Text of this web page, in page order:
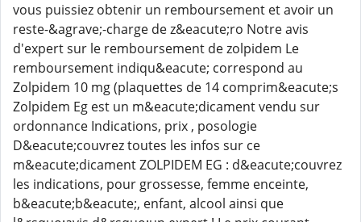
vous puissiez obtenir un remboursement et avoir un
reste-&agrave;-charge de z&eacute;ro Notre avis
d'expert sur le remboursement de zolpidem Le
remboursement indiqu&eacute; correspond au
Zolpidem 10 mg (plaquettes de 14 comprim&eacute;s
Zolpidem Eg est un m&eacute;dicament vendu sur
ordonnance Indications, prix , posologie
D&eacute;couvrez toutes les infos sur ce
m&eacute;dicament ZOLPIDEM EG : d&eacute;couvrez
les indications, pour grossesse, femme enceinte,
b&eacute;b&eacute;, enfant, alcool ainsi que